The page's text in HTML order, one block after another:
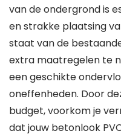
van de ondergrond is
en strakke plaatsing
staat van de
extra maatregelen te
een geschikte
oneffenheden. Door
budget, voorkom je
dat jouw betonlook